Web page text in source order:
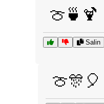
🍈🍵🍹
Salin
🍈🎊🎈